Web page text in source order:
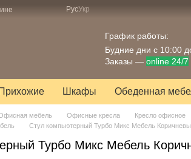
РусУкр
График работы:
Будние дни с 10:00
Заказы — online 24/7
Шкафы Обеденная
мебель Офисные кресла
Кресло офисное
Стул компьютерный Турбо Микс Мебель
Турбо Микс Мебель